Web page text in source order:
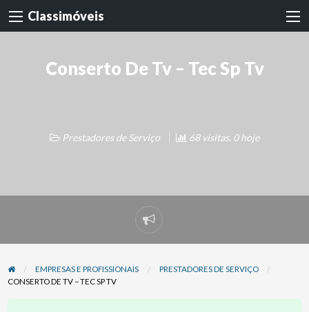
Classimóveis
Conserto De Tv – Tec Sp Tv
Prestadores de Serviço 68 visitas, 0 hoje
Denunciar
problema
EMPRESAS E PROFISSIONAIS
PRESTADORES DE SERVIÇO
CONSERTO DE TV – TEC SP TV